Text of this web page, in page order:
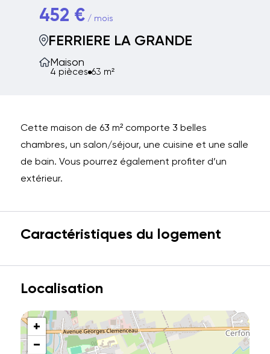
452 €/ mois
FERRIERE LA GRANDE
Maison
4 pièces 63 m²
Cette maison de 63 m² comporte 3 belles
chambres, un salon/séjour, une cuisine et une salle
de bain. Vous pourrez également profiter d’un
extérieur.
Caractéristiques du logement
Localisation
+
−